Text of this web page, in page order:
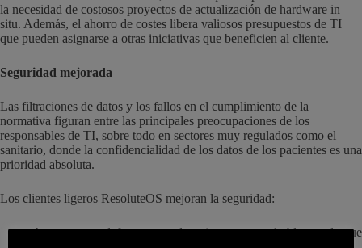
la necesidad de costosos proyectos de actualización de hardware in
situ. Además, el ahorro de costes libera valiosos presupuestos de TI
que pueden asignarse a otras iniciativas que beneficien al cliente.
Seguridad mejorada
Las filtraciones de datos y los fallos en el cumplimiento de la
normativa figuran entre las principales preocupaciones de los
responsables de TI, sobre todo en sectores muy regulados como el
sanitario, donde la confidencialidad de los datos de los pacientes es una
prioridad absoluta.
Los clientes ligeros ResoluteOS mejoran la seguridad:
Arranque por defecto en modo quiosco, un modo bloqueado que